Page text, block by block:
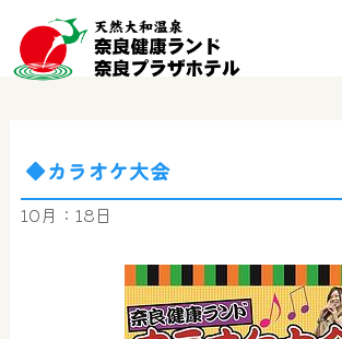
◆カラオケ大会
10月：18日
ご質問をお伺いします。